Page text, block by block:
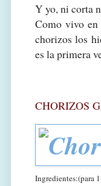
Y yo, ni corta
Como vivo
chorizos los
es la primera
CHORIZOS
Ingredientes:(para